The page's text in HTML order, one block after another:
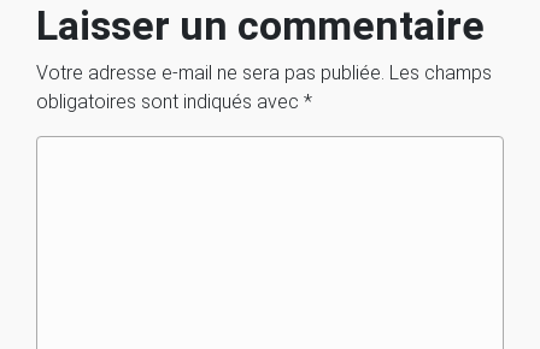
Laisser un commentaire
Votre adresse e-mail ne sera pas publiée. Les champs
obligatoires sont indiqués avec *